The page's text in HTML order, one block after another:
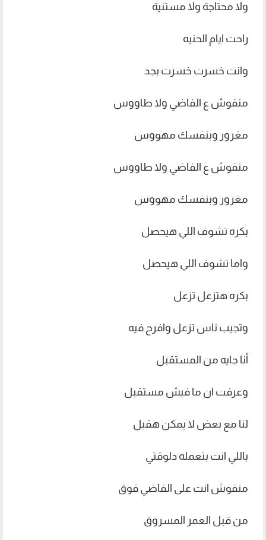
ولا محتاجة ولا مستنية
راحت ايام الحنيه
وانت خسرت خسرت بجد
منفوش ع الفاضي ولا طاووس
مغرور وبنفسك مهووس
منفوش ع الفاضي ولا طاووس
مغرور وبنفسك مهووس
بكره تشوف اللي هيحصل
واما تشوف اللي هيحصل
بكره هتزعل تزعل
وتجيب ناس تزعل وافرح فيه
أنا جايه من المستقبل
وعرفت ان ما فيش مستقبل
لنا مع بعض لا يمكن هقبل
باللي انت بتعمله دلوقتي
منفوش انت على الفاضي فوق
من قبل العمر المسروق